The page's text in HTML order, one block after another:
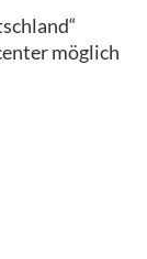
möglich